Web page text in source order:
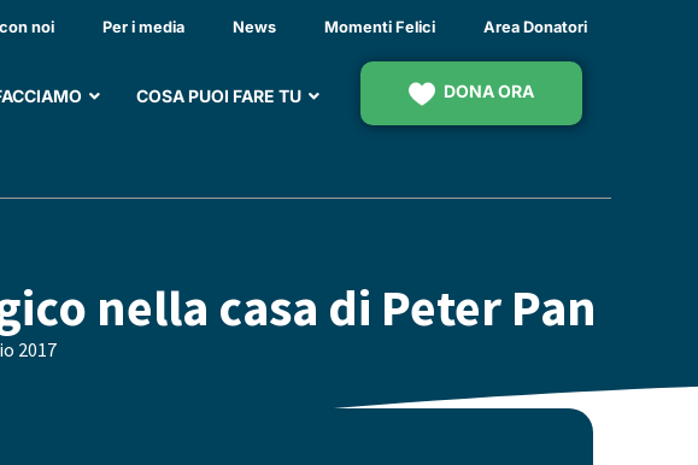
noi Per i media News Momenti Felici Area Donatori
COSA PUOI FARE TU DONA ORA
nella casa di Peter Pan
2017